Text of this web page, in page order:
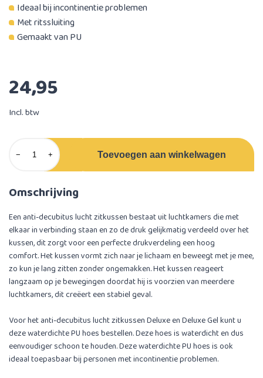
Ideaal bij incontinentie problemen
Met ritssluiting
Gemaakt van PU
24,95
Incl. btw
− + Toevoegen aan winkelwagen
Omschrijving
Een anti-decubitus lucht zitkussen bestaat uit luchtkamers die met
elkaar in verbinding staan en zo de druk gelijkmatig verdeeld over het
kussen, dit zorgt voor een perfecte drukverdeling een hoog
comfort. Het kussen vormt zich naar je lichaam en beweegt met je mee,
zo kun je lang zitten zonder ongemakken. Het kussen reageert
langzaam op je bewegingen doordat hij is voorzien van meerdere
luchtkamers, dit creëert een stabiel geval.
Voor het anti-decubitus lucht zitkussen Deluxe en Deluxe Gel kunt u
deze waterdichte PU hoes bestellen. Deze hoes is waterdicht en dus
eenvoudiger schoon te houden. Deze waterdichte PU hoes is ook
ideaal toepasbaar bij personen met incontinentie problemen.